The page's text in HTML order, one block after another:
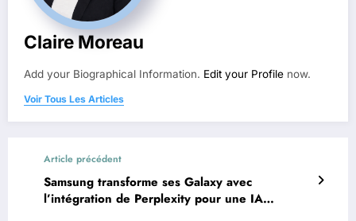
Claire Moreau
Add your Biographical Information. Edit your Profile now.
Voir Tous Les Articles
Article précédent
Samsung transforme ses Galaxy avec
l’intégration de Perplexity pour une IA